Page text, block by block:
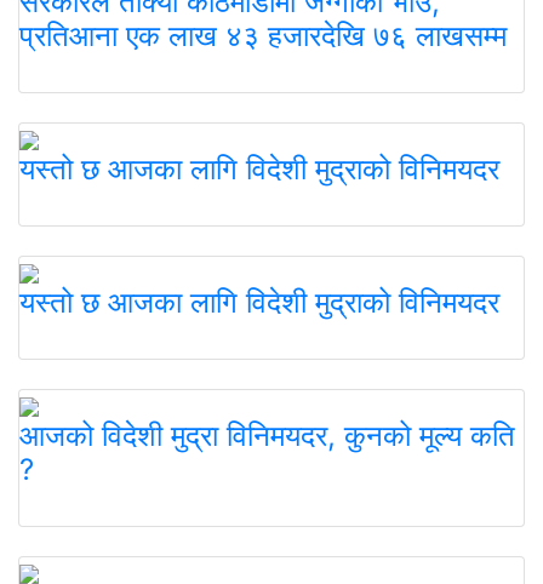
प्रतिआना एक लाख ४३ हजारदेखि ७६ लाखसम्म
यस्तो छ आजका लागि विदेशी मुद्राको विनिमयदर
यस्तो छ आजका लागि विदेशी मुद्राको विनिमयदर
आजको विदेशी मुद्रा विनिमयदर, कुनको मूल्य कति
?